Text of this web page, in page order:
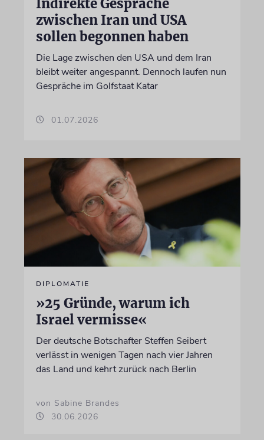
Indirekte Gespräche
zwischen Iran und USA
sollen begonnen haben
Die Lage zwischen den USA und dem Iran
bleibt weiter angespannt. Dennoch laufen nun
Gespräche im Golfstaat Katar
01.07.2026
DIPLOMATIE
»25 Gründe, warum ich
Israel vermisse«
Der deutsche Botschafter Steffen Seibert
verlässt in wenigen Tagen nach vier Jahren
das Land und kehrt zurück nach Berlin
von Sabine Brandes
30.06.2026